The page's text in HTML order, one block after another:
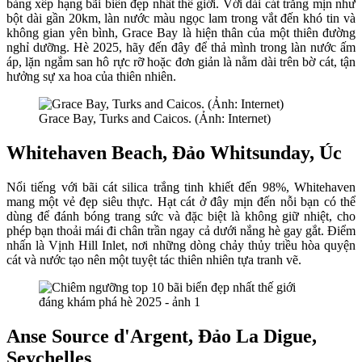
bảng xếp hạng bãi biển đẹp nhất thế giới. Với dải cát trắng mịn như
bột dài gần 20km, làn nước màu ngọc lam trong vắt đến khó tin và
không gian yên bình, Grace Bay là hiện thân của một thiên đường
nghỉ dưỡng. Hè 2025, hãy đến đây để thả mình trong làn nước ấm
áp, lặn ngắm san hô rực rỡ hoặc đơn giản là nằm dài trên bờ cát, tận
hưởng sự xa hoa của thiên nhiên.
Grace Bay, Turks and Caicos. (Ảnh: Internet)
Whitehaven Beach, Đảo Whitsunday, Úc
Nổi tiếng với bãi cát silica trắng tinh khiết đến 98%, Whitehaven
mang một vẻ đẹp siêu thực. Hạt cát ở đây mịn đến nỗi bạn có thể
dùng để đánh bóng trang sức và đặc biệt là không giữ nhiệt, cho
phép bạn thoải mái đi chân trần ngay cả dưới nắng hè gay gắt. Điểm
nhấn là Vịnh Hill Inlet, nơi những dòng chảy thủy triều hòa quyện
cát và nước tạo nên một tuyệt tác thiên nhiên tựa tranh vẽ.
Anse Source d'Argent, Đảo La Digue,
Seychelles